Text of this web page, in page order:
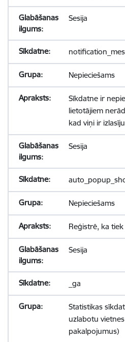
Sesija
Nepieciešams
Sīkdatne ir
lietotājiem
kad viņi ir
Sesija
Nepieciešams
Reģistrē, ka
Sesija
_ga
Statistikas
uzlabotu
pakalpojumus)